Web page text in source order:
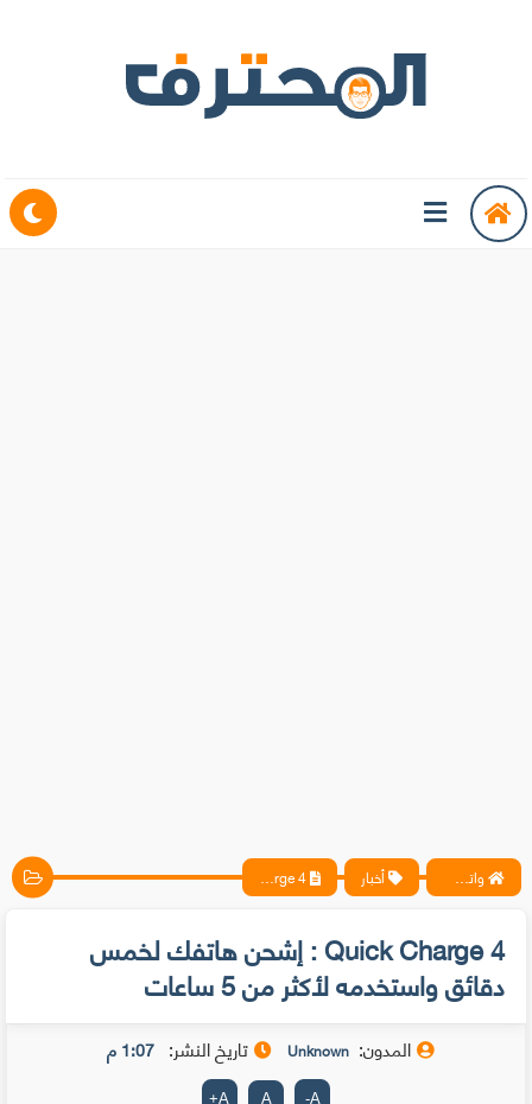
واتس آب ، فيسبوك ، أنترنت ، شروحات تقنية حصرية - المحترف أخبار Quick Charge 4 : إشحن هاتفك لخمس دقائق واستخدمه لأكثر من 5 ساعات
Quick Charge 4 : إشحن هاتفك لخمس
دقائق واستخدمه لأكثر من 5 ساعات
المدون: Unknown تاريخ النشر: 1:07 م
A
-
A
A
+